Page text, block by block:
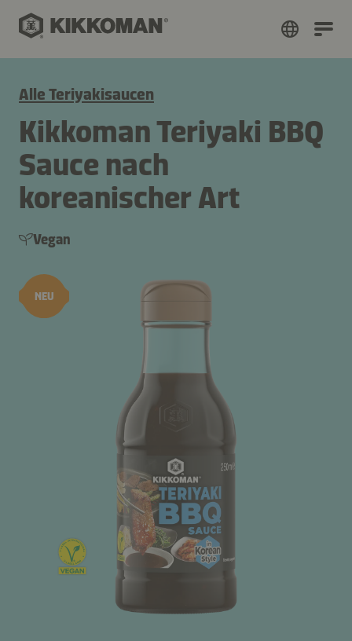
Alle Teriyakisaucen
Kikkoman Teriyaki BBQ
Sauce nach
koreanischer Art
Vegan
NEU